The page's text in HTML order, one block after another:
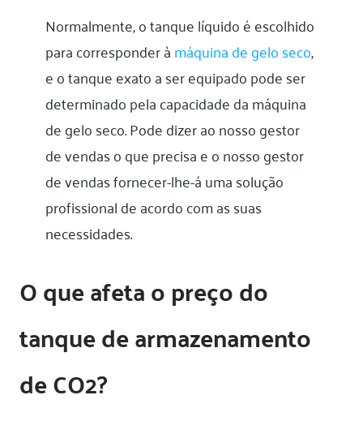
Normalmente, o tanque líquido é escolhido
para corresponder àmáquina de gelo seco,
e o tanque exato a ser equipado pode ser
determinado pela capacidade da máquina
de gelo seco. Pode dizer ao nosso gestor
de vendas o que precisa e o nosso gestor
de vendas fornecer-lhe-á uma solução
profissional de acordo com as suas
necessidades.
O que afeta o preço do
tanque de armazenamento
de CO2?